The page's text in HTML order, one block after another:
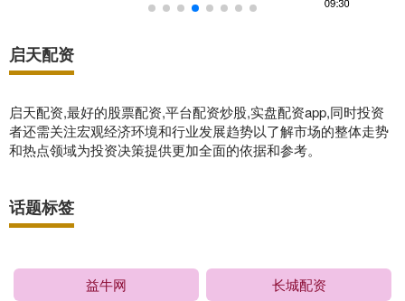
启天配资
启天配资,最好的股票配资,平台配资炒股,实盘配资app,同时投资
者还需关注宏观经济环境和行业发展趋势以了解市场的整体走势
和热点领域为投资决策提供更加全面的依据和参考。
话题标签
益牛网 长城配资